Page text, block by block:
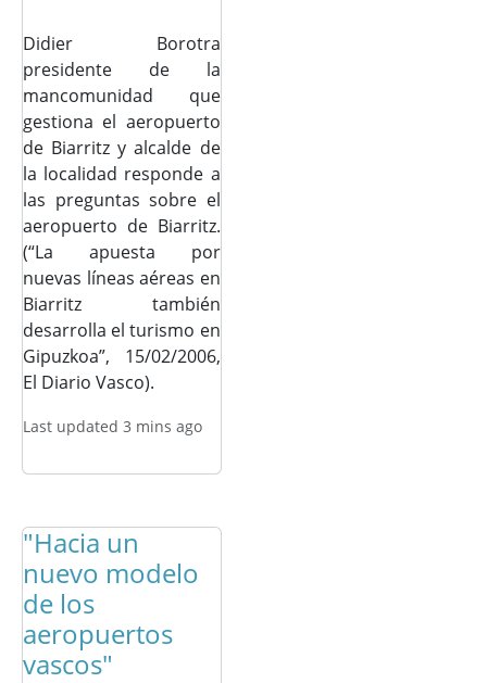
Didier Borotra
presidente de la
mancomunidad que
gestiona el aeropuerto
de Biarritz y alcalde de
la localidad responde a
las preguntas sobre el
aeropuerto de Biarritz.
(“La apuesta por
nuevas líneas aéreas en
Biarritz también
desarrolla el turismo en
Gipuzkoa”, 15/02/2006,
El Diario Vasco).
Last updated 3 mins ago
"Hacia un
nuevo modelo
de los
aeropuertos
vascos"